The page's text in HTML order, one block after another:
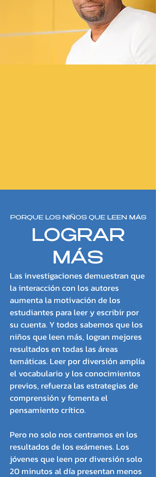
PORQUE LOS NIÑOS QUE LEEN MÁS
LOGRAR
MÁS
Las investigaciones demuestran que
la interacción con los autores
aumenta la motivación de los
estudiantes para leer y escribir por
su cuenta. Y todos sabemos que los
niños que leen más, logran mejores
resultados en todas las áreas
temáticas. Leer por diversión amplía
el vocabulario y los conocimientos
previos, refuerza las estrategias de
comprensión y fomenta el
pensamiento crítico.
Pero no solo nos centramos en los
resultados de los exámenes. Los
jóvenes que leen por diversión solo
20 minutos al día presentan menos